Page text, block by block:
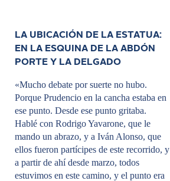
LA UBICACIÓN DE LA ESTATUA:
EN LA ESQUINA DE LA ABDÓN
PORTE Y LA DELGADO
«Mucho debate por suerte no hubo.
Porque Prudencio en la cancha estaba en
ese punto. Desde ese punto gritaba.
Hablé con Rodrigo Yavarone, que le
mando un abrazo, y a Iván Alonso, que
ellos fueron partícipes de este recorrido, y
a partir de ahí desde marzo, todos
estuvimos en este camino, y el punto era